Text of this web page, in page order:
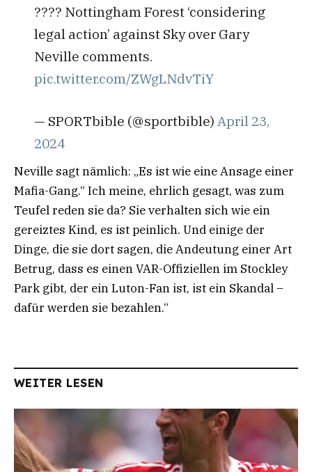
???? Nottingham Forest ‘considering
legal action’ against Sky over Gary
Neville comments.
pic.twitter.com/ZWgLNdvTiY
— SPORTbible (@sportbible) April 23,
2024
Neville sagt nämlich: „Es ist wie eine Ansage einer
Mafia-Gang.“ Ich meine, ehrlich gesagt, was zum
Teufel reden sie da? Sie verhalten sich wie ein
gereiztes Kind, es ist peinlich. Und einige der
Dinge, die sie dort sagen, die Andeutung einer Art
Betrug, dass es einen VAR-Offiziellen im Stockley
Park gibt, der ein Luton-Fan ist, ist ein Skandal –
dafür werden sie bezahlen.“
WEITER LESEN